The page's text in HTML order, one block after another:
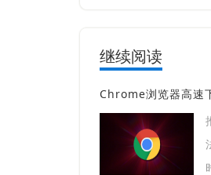
继续阅读
Chrome浏览器高速